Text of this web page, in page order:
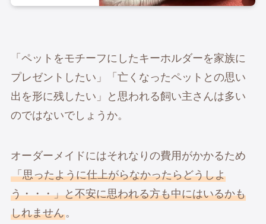
「ペットをモチーフにしたキーホルダーを家族に
プレゼントしたい」「亡くなったペットとの思い
出を形に残したい」と思われる飼い主さんは多い
のではないでしょうか。
オーダーメイドにはそれなりの費用がかかるため
「思ったように仕上がらなかったらどうしよ
う・・・」と不安に思われる方も中にはいるかも
しれません。